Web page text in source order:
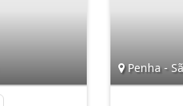
Penha -